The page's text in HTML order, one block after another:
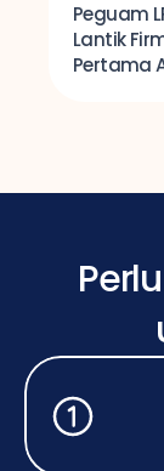
Peguam
Lantik
Pertama